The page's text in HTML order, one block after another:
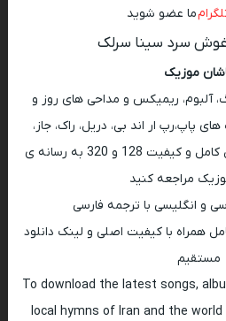
ما عضو شوید
سرد سینا سرلک
موزیک
آلبوم، ریمیکس و مداحی های روز و
پاپ،رپ ار اند بی، دریل، راک، جاز،
هیپ هاپ و اپرا همراه با متن کامل و کیفیت 128 و 320 به رسانه ی
مراجعه کنید
و انگلیسی با ترجمه فارسی
همراه با کیفیت اصلی و لینک دانلود
مستقیم
To download the latest songs,
local hymns of Iran and the